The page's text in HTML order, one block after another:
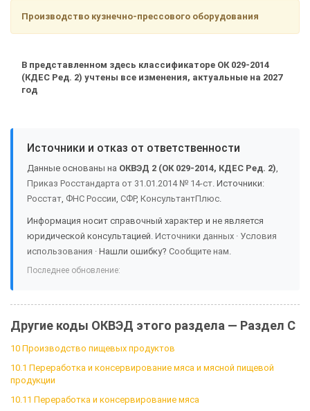
Производство кузнечно-прессового оборудования
В представленном здесь классификаторе ОК 029-2014
(КДЕС Ред. 2) учтены все изменения, актуальные на 2027
год
Источники и отказ от ответственности
Данные основаны на ОКВЭД 2 (ОК 029-2014, КДЕС Ред. 2),
Приказ Росстандарта от 31.01.2014 № 14-ст. Источники:
Росстат, ФНС России, СФР, КонсультантПлюс.
Информация носит справочный характер и не является
юридической консультацией. Источники данных · Условия
использования · Нашли ошибку? Сообщите нам.
Последнее обновление:
Другие коды ОКВЭД этого раздела — Раздел C
10 Производство пищевых продуктов
10.1 Переработка и консервирование мяса и мясной пищевой
продукции
10.11 Переработка и консервирование мяса